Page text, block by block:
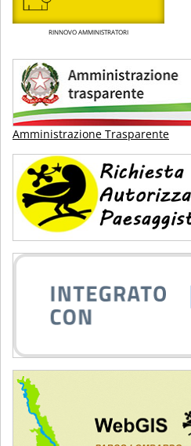
RINNOVO AMMINISTRATORI
Amministrazione Trasparente